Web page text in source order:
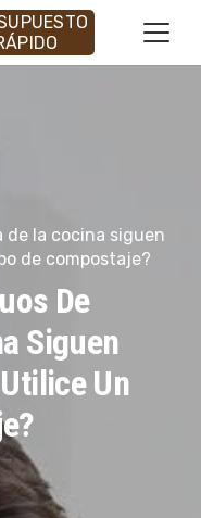
de la cocina siguen
de compostaje?
De
Siguen
Un